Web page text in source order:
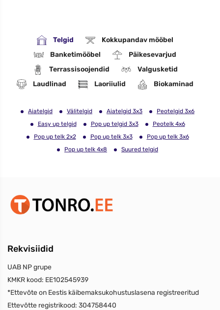
Telgid
Kokkupandav mööbel
Banketimööbel
Päikesevarjud
Terrassisoojendid
Valgusketid
Laudlinad
Laoriiulid Biokaminad
Aiatelgid Välitelgid Aiatelgid 3x3
Peotelgid 3x6
Easy up telgid
Pop up telgid 3x3
Peotelk 4x6
Pop up telk 2x2
Pop up telk 3x3
Pop up telk 3x6
Pop up telk 4x8
Suured telgid
Rekvisiidid
UAB NP grupe
KMKR kood: EE102545939
*Ettevõte on Eestis käibemaksukohustuslasena registreeritud
Ettevõtte registrikood: 304758440